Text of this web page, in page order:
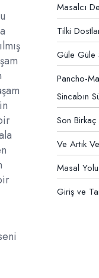
Masalcı
Tilki
Güle Güle
Pancho-
Sincabın
Son
Ve Artık
Masal Yolu
Giriş ve